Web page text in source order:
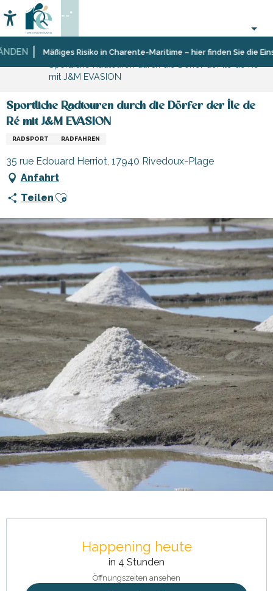
au
contenu
principalMäßiges Risiko in Charente-Maritime – hier finden Sie die
Accessibilité
Suche
--°
Startseite
Organisieren
Aktivitäten
Freizeit
Sport
mit J&M EVASION
Sportliche Radtouren durch die Dörfer der Île de
Ré mit J&M EVASION
RADSPORT RADFAHREN
35 rue Edouard Herriot, 17940 Rivedoux-Plage
Anfahrt
Teilen Ajouter aux favoris
Happening heute
in 4 Stunden
Öffnungszeiten ansehen